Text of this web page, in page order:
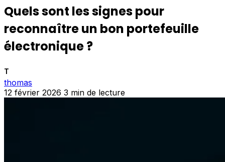
Quels sont les signes pour
reconnaître un bon portefeuille
électronique ?
T
thomas
12 février 2026 3 min de lecture